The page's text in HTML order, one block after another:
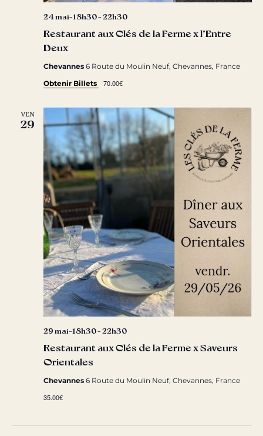
Restaurant aux Clés de la Ferme x l’Entre
Deux
24 mai-18h30- 22h30
Chevannes 6 Route du Moulin Neuf, Chevannes, France
Obtenir Billets
70.00€
VEN
29
Restaurant aux Clés de la Ferme x Saveurs
Orientales
29 mai-18h30- 22h30
Chevannes 6 Route du Moulin Neuf, Chevannes, France
35.00€